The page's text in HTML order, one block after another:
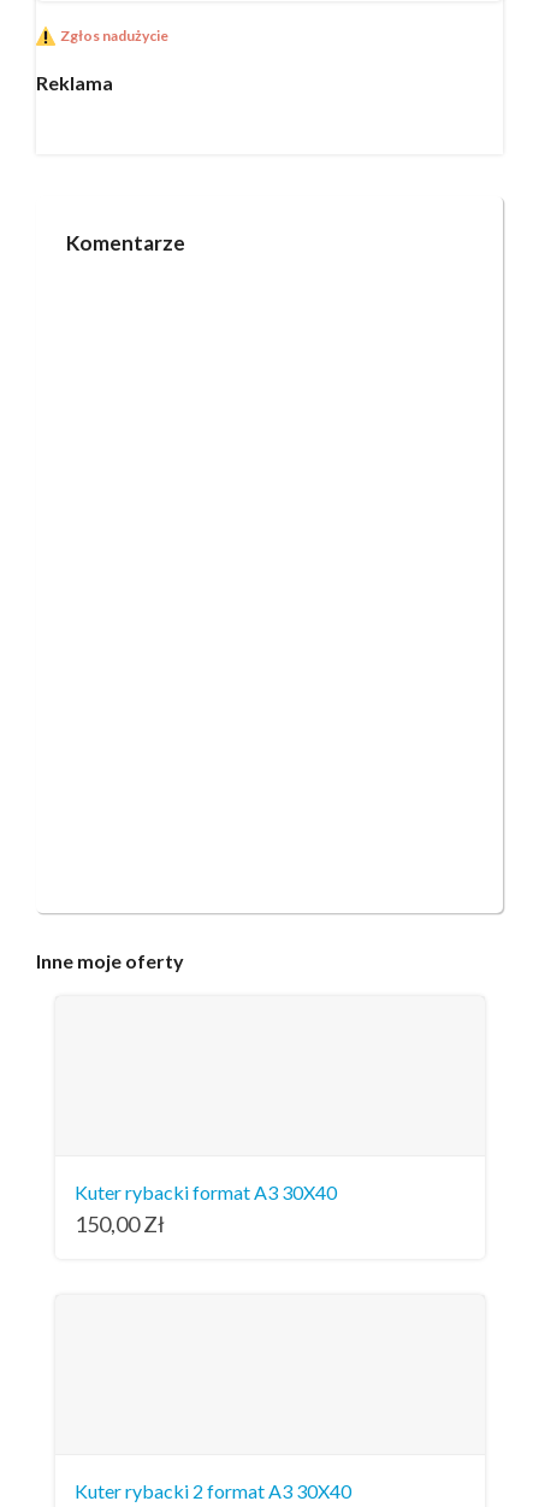
Zgłos nadużycie
Reklama
Komentarze
Inne moje oferty
Kuter rybacki format A3 30X40
150,00Zł
Kuter rybacki 2 format A3 30X40